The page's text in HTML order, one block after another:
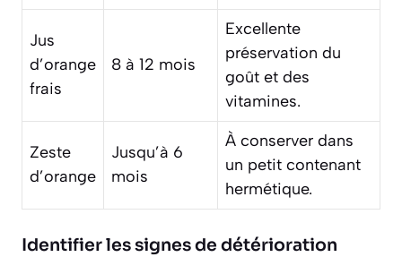
Jus
d’orange
frais
8 à 12 mois
Excellente
préservation du
goût et des
vitamines.
Zeste
d’orange
Jusqu’à 6
mois
À conserver dans
un petit contenant
hermétique.
Identifier les signes de détérioration